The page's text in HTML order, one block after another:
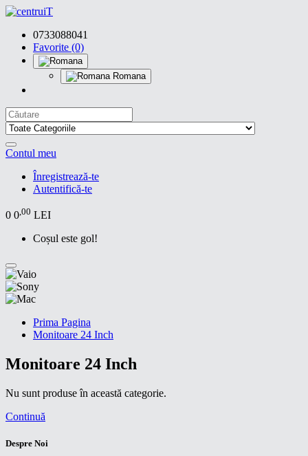
0733088041
Favorite (0)
Romana
Contul meu
Înregistrează-te
Autentifică-te
0 0,00 LEI
Coșul este gol!
Prima Pagina
Monitoare 24 Inch
Monitoare 24 Inch
Nu sunt produse în această categorie.
Continuă
Despre Noi